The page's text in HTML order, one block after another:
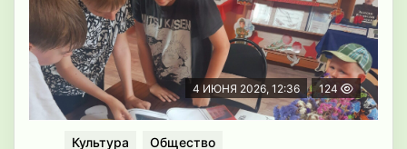
4 ИЮНЯ 2026, 12:36 124
Культура Общество